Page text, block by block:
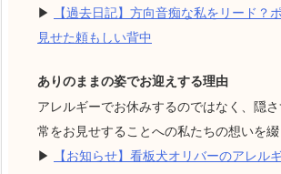
▶
【過去日記】方向音痴な私をリード？
見せた頼もしい背中
ありのままの姿でお迎えする理由
アレルギーでお休みするのではなく、隠
常をお見せすることへの私たちの想いを綴
▶
【お知らせ】看板犬オリバーのアレル